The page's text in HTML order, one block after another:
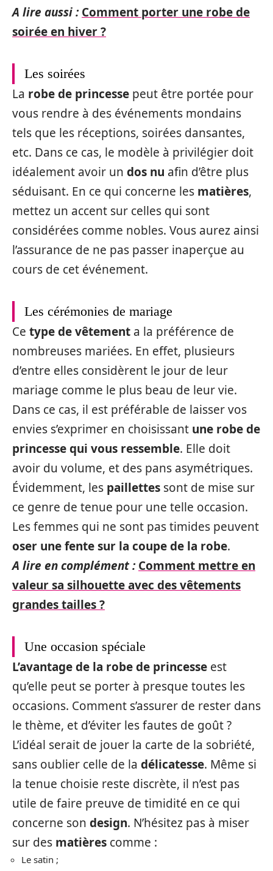
A lire aussi : Comment porter une robe de
soirée en hiver ?
Les soirées
La robe de princesse peut être portée pour
vous rendre à des événements mondains
tels que les réceptions, soirées dansantes,
etc. Dans ce cas, le modèle à privilégier doit
idéalement avoir un dos nu afin d’être plus
séduisant. En ce qui concerne les matières,
mettez un accent sur celles qui sont
considérées comme nobles. Vous aurez ainsi
l’assurance de ne pas passer inaperçue au
cours de cet événement.
Les cérémonies de mariage
Ce type de vêtement a la préférence de
nombreuses mariées. En effet, plusieurs
d’entre elles considèrent le jour de leur
mariage comme le plus beau de leur vie.
Dans ce cas, il est préférable de laisser vos
envies s’exprimer en choisissant une robe de
princesse qui vous ressemble. Elle doit
avoir du volume, et des pans asymétriques.
Évidemment, les paillettes sont de mise sur
ce genre de tenue pour une telle occasion.
Les femmes qui ne sont pas timides peuvent
oser une fente sur la coupe de la robe.
A lire en complément : Comment mettre en
valeur sa silhouette avec des vêtements
grandes tailles ?
Une occasion spéciale
L’avantage de la robe de princesse est
qu’elle peut se porter à presque toutes les
occasions. Comment s’assurer de rester dans
le thème, et d’éviter les fautes de goût ?
L’idéal serait de jouer la carte de la sobriété,
sans oublier celle de la délicatesse. Même si
la tenue choisie reste discrète, il n’est pas
utile de faire preuve de timidité en ce qui
concerne son design. N’hésitez pas à miser
sur des matières comme :
Le satin ;